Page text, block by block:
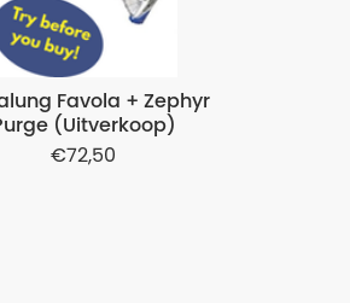
Favola + Zephyr
(Uitverkoop)
72,50